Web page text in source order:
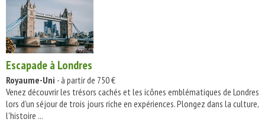
Escapade à Londres
Royaume-Uni - à partir de 750 €
Venez découvrir les trésors cachés et les icônes emblématiques de Londres
lors d'un séjour de trois jours riche en expériences. Plongez dans la culture,
l'histoire ...